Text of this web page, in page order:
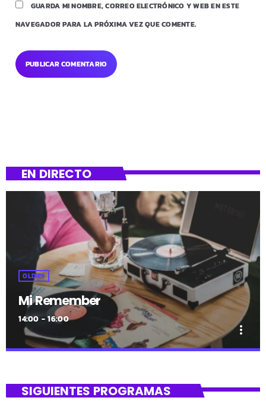
GUARDA MI NOMBRE, CORREO ELECTRÓNICO Y WEB EN ESTE
NAVEGADOR PARA LA PRÓXIMA VEZ QUE COMENTE.
EN DIRECTO
OLDIES
Mi Remember
14:00 - 16:00
more_vert
Las décadas de lo 50, 60. 70 y 80 los medios días y
SIGUIENTES PROGRAMAS